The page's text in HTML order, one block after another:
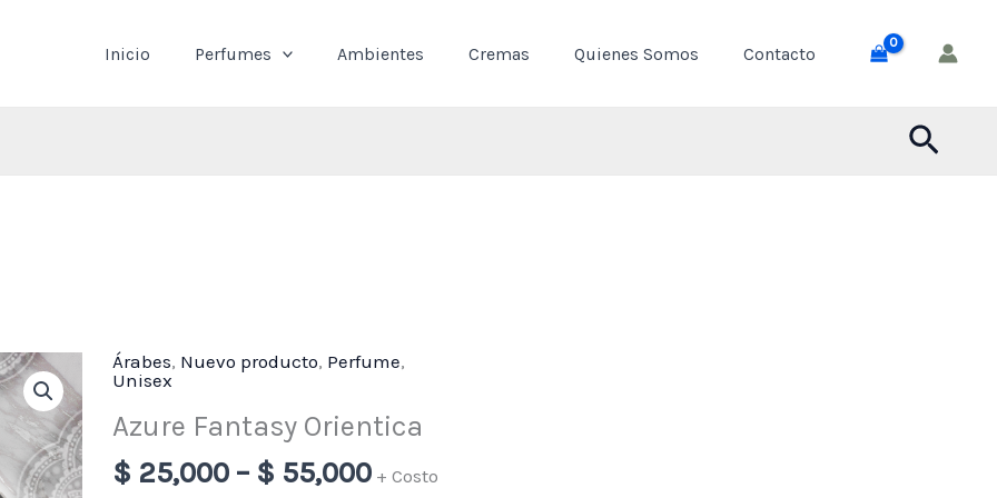
Inicio Perfumes Ambientes Cremas Quienes Somos Contacto
Árabes, Nuevo producto, Perfume,
Unisex
Azure Fantasy Orientica
$ 25,000 – $ 55,000
Price
$ 25,000
through
$ 55,000
+ Costo
Azure
Orientica
cantidad
$ 55,000